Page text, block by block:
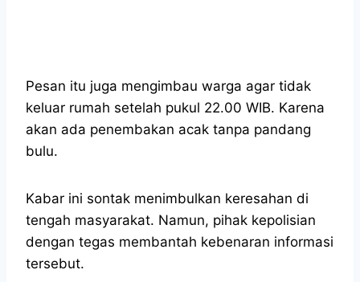
Pesan itu juga mengimbau warga agar tidak
keluar rumah setelah pukul 22.00 WIB. Karena
akan ada penembakan acak tanpa pandang
bulu.
Kabar ini sontak menimbulkan keresahan di
tengah masyarakat. Namun, pihak kepolisian
dengan tegas membantah kebenaran informasi
tersebut.